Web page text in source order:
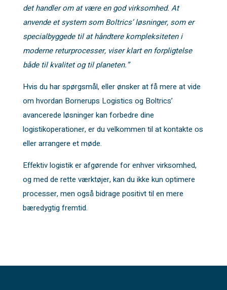
det handler om at være en god virksomhed. At
anvende et system som Boltrics’ løsninger, som er
specialbyggede til at håndtere kompleksiteten i
moderne returprocesser, viser klart en forpligtelse
både til kvalitet og til planeten.”
Hvis du har spørgsmål, eller ønsker at få mere at vide
om hvordan Bornerups Logistics og Boltrics’
avancerede løsninger kan forbedre dine
logistikoperationer, er du velkommen til at kontakte os
eller arrangere et møde.
Effektiv logistik er afgørende for enhver virksomhed,
og med de rette værktøjer, kan du ikke kun optimere
processer, men også bidrage positivt til en mere
bæredygtig fremtid.